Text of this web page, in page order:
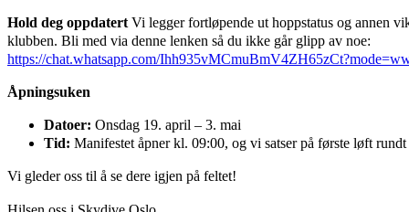
Hold deg oppdatertVi legger fortløpende ut hoppstatus og annen
klubben. Bli med via denne lenken så du ikke går glipp av noe:
https://chat.whatsapp.com/
Åpningsuken
Datoer: Onsdag 19. april – 3. mai
Tid: Manifestet åpner kl. 09:00, og vi satser på første løft
Vi gleder oss til å se dere igjen på feltet!